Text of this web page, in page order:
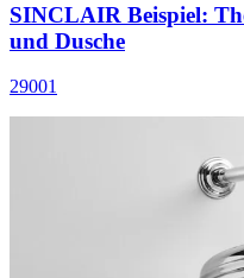
SINCLAIR Beispiel:
und Dusche
29001